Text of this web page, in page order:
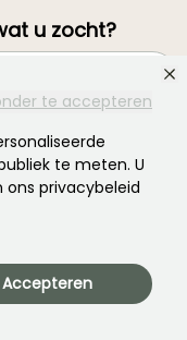
te accepteren
te meten. U
privacybeleid
Accepteren
u zocht?